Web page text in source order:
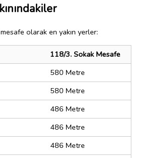
olarak en yakın yerler:
118/3. Sokak Mesafe
580 Metre
580 Metre
486 Metre
486 Metre
486 Metre